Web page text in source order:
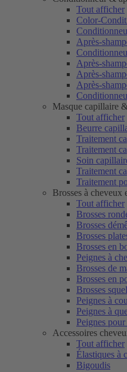
Tout afficher
Color-
Après-
Après-
Après-
Après-
Masque capillaire
Tout afficher
Beurre
Traitement
Traitement
Soin
Traitement
Traitement
Brosses à cheveux
Tout afficher
Brosses
Brosses
Brosses
Brosses en
Peignes à
Brosses de
Brosses en
Brosses
Peignes à
Peignes à
Peignes
Accessoires
Tout afficher
Élastiques à
Bigoudis